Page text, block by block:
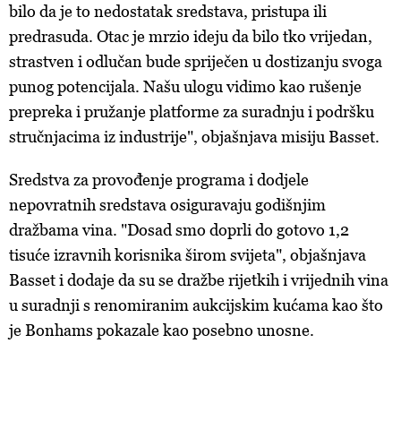
bilo da je to nedostatak sredstava, pristupa ili
predrasuda. Otac je mrzio ideju da bilo tko vrijedan,
strastven i odlučan bude spriječen u dostizanju svoga
punog potencijala. Našu ulogu vidimo kao rušenje
prepreka i pružanje platforme za suradnju i podršku
stručnjacima iz industrije", objašnjava misiju Basset.
Sredstva za provođenje programa i dodjele
nepovratnih sredstava osiguravaju godišnjim
dražbama vina. "Dosad smo doprli do gotovo 1,2
tisuće izravnih korisnika širom svijeta", objašnjava
Basset i dodaje da su se dražbe rijetkih i vrijednih vina
u suradnji s renomiranim aukcijskim kućama kao što
je Bonhams pokazale kao posebno unosne.